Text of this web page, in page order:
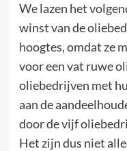
We lazen het
winst van de
hoogtes, omdat ze
voor een vat ruwe
oliebedrijven met
aan de
door de vijf
Het zijn dus niet